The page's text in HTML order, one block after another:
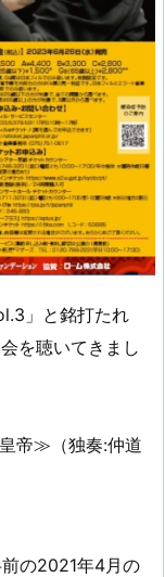
」と銘打たれ
を聴いてきまし
帝≫（独奏:仲道
の2021年4月の